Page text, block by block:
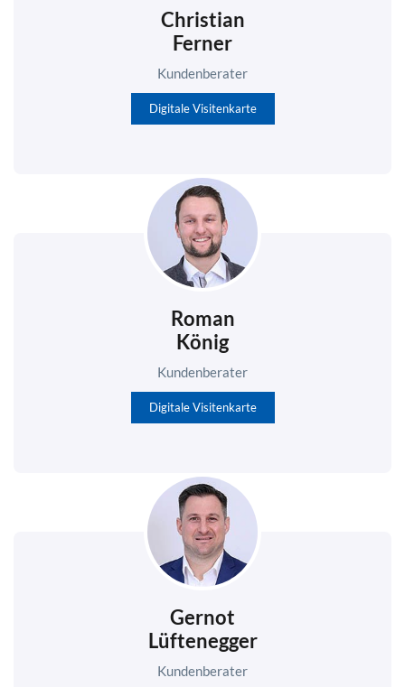
Christian
Ferner
Kundenberater
Digitale Visitenkarte
Roman
König
Kundenberater
Digitale Visitenkarte
Gernot
Lüftenegger
Kundenberater